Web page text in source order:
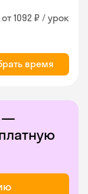
от 1092 ₽ / урок
время
—